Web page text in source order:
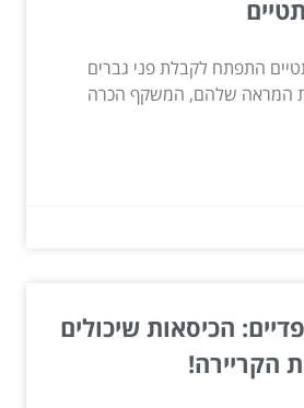
התפתח לקבלת פני גברים
המראה שלהם, המשקף הכרה
הכיסאות שיכולים
הקריירה!